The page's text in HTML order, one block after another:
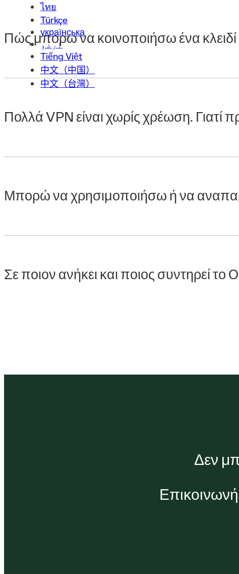
ไทย
Türkçe
українська
اردو
Tiếng Việt
中文（中国）
中文（台灣）
Πώς μπορώ να κοινοποιήσω ένα
Πολλά VPN είναι χωρίς χρέωση.
Μπορώ να χρησιμοποιήσω ή να
Σε ποιον ανήκει και ποιος συντηρεί το
Δεν